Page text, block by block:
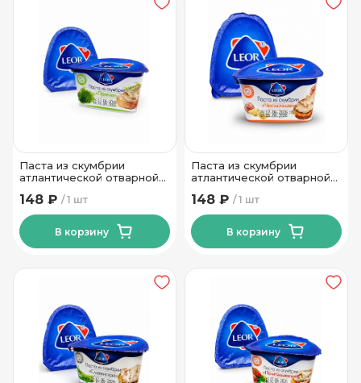
Паста из скумбрии
атлантической отварной
1 шт
148 ₽
В корзину
Паста из скумбрии
атлантической отварной
1 шт
148 ₽
В корзину